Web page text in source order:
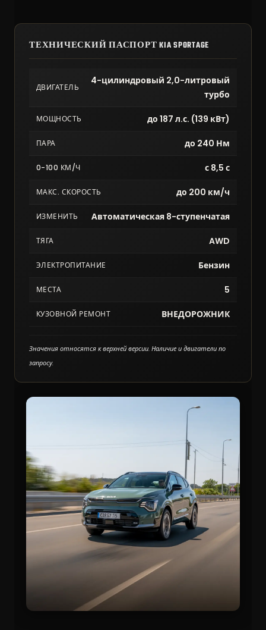
ТЕХНИЧЕСКИЙ ПАСПОРТ KIA SPORTAGE
ДВИГАТЕЛЬ
4-цилиндровый 2,0-литровый
турбо
МОЩНОСТЬ до 187 л.с. (139 кВт)
ПАРА до 240 Нм
0-100 КМ/Ч с 8,5 с
МАКС. СКОРОСТЬ до 200 км/ч
ИЗМЕНИТЬ Автоматическая 8-ступенчатая
ТЯГА AWD
ЭЛЕКТРОПИТАНИЕ Бензин
МЕСТА 5
КУЗОВНОЙ РЕМОНТ ВНЕДОРОЖНИК
Значения относятся к верхней версии. Наличие и двигатели по
запросу.